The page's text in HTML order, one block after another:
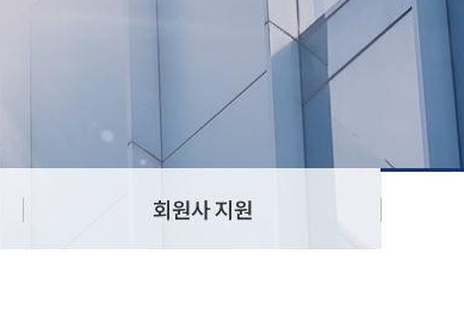
회원사 지원